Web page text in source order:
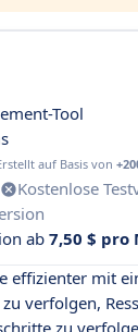
Tool
auf Basis von
Kostenlose
ab 7,50 $ pro
effizienter mit
verfolgen,
zu